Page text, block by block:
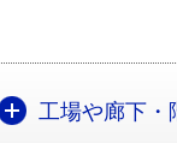
工場や廊下・